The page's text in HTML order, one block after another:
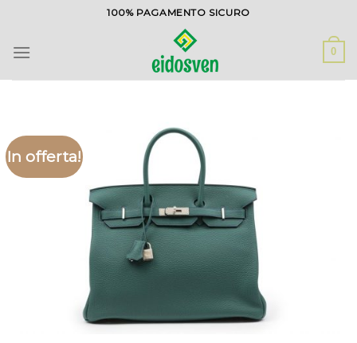
contenuti
100% PAGAMENTO SICURO
0
In offerta!